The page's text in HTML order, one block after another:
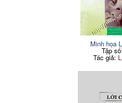
Minh họa
Tập
Tác giả: